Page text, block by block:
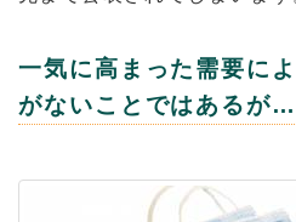
一気に高まった需要に
がないことではあるが…